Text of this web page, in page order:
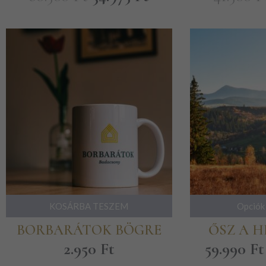
KOSÁRBA TESZEM
BORBARÁTOK BÖGRE
2.950 Ft
a
terméknek
variációja
ŐSZ A
59.990 Ft